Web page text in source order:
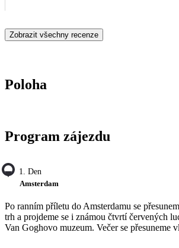
Zobrazit všechny recenze
Poloha
Program zájezdu
1. Den
Amsterdam
Po ranním příletu do Amsterdamu se
trh a projdeme se i známou čtvrtí červených
Van Goghovo muzeum. Večer se